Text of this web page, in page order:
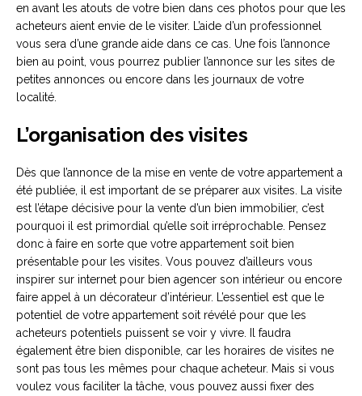
en avant les atouts de votre bien dans ces photos pour que les
acheteurs aient envie de le visiter. L’aide d’un professionnel
vous sera d’une grande aide dans ce cas. Une fois l’annonce
bien au point, vous pourrez publier l’annonce sur les sites de
petites annonces ou encore dans les journaux de votre
localité.
L’organisation des visites
Dès que l’annonce de la mise en vente de votre appartement a
été publiée, il est important de se préparer aux visites. La visite
est l’étape décisive pour la vente d’un bien immobilier, c’est
pourquoi il est primordial qu’elle soit irréprochable. Pensez
donc à faire en sorte que votre appartement soit bien
présentable pour les visites. Vous pouvez d’ailleurs vous
inspirer sur internet pour bien agencer son intérieur ou encore
faire appel à un décorateur d’intérieur. L’essentiel est que le
potentiel de votre appartement soit révélé pour que les
acheteurs potentiels puissent se voir y vivre. Il faudra
également être bien disponible, car les horaires de visites ne
sont pas tous les mêmes pour chaque acheteur. Mais si vous
voulez vous faciliter la tâche, vous pouvez aussi fixer des